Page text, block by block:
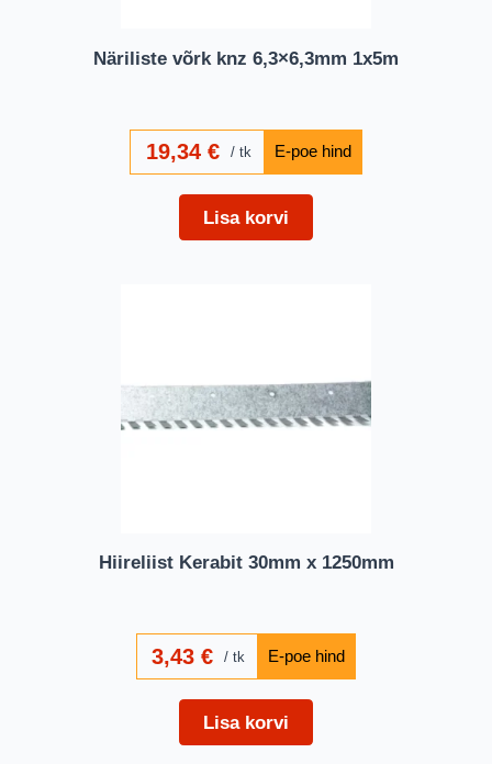
Näriliste võrk knz 6,3×6,3mm 1x5m
19,34 € tk
Lisa korvi
Hiireliist Kerabit 30mm x 1250mm
3,43€ tk
Lisa korvi